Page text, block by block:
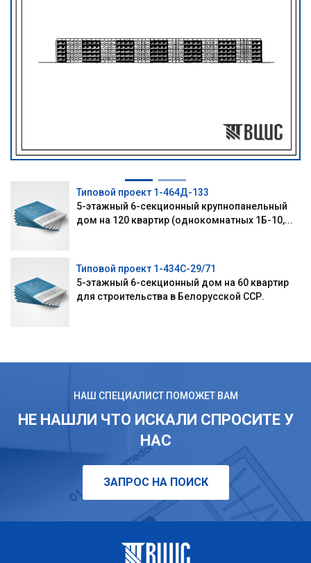
Типовой проект 1-464Д-133
5-этажный 6-секционный крупнопанельный
дом на 120 квартир (однокомнатных 1Б-10,...
Типовой проект 1-434С-29/71
5-этажный 6-секционный дом на 60 квартир
для строительства в Белорусской ССР.
НАШ СПЕЦИАЛИСТ ПОМОЖЕТ ВАМ
НЕ НАШЛИ ЧТО ИСКАЛИ СПРОСИТЕ У
НАС
ЗАПРОС НА ПОИСК